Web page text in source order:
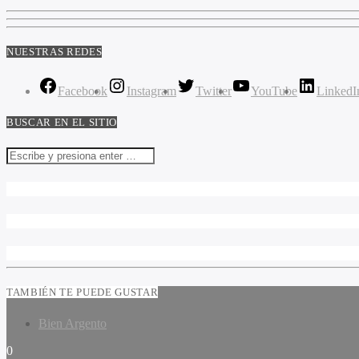
NUESTRAS REDES
Facebook Instagram Twitter YouTube
BUSCAR EN EL SITIO
TAMBIÉN TE PUEDE GUSTAR
Bien Argento
0